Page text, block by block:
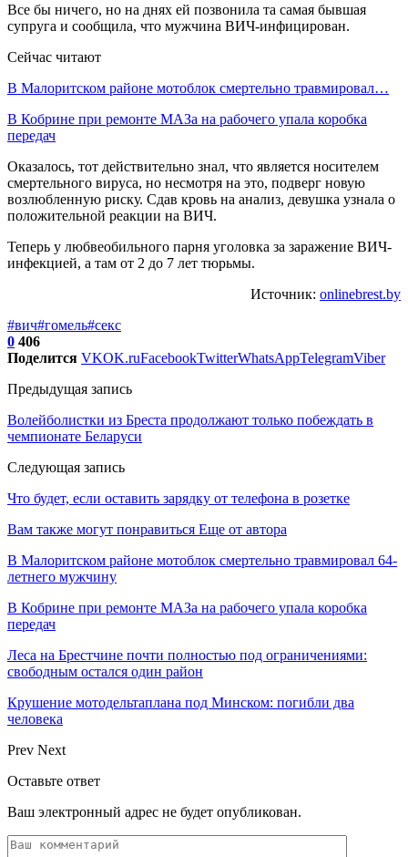
Все бы ничего, но на днях ей позвонила та самая бывшая
супруга и сообщила, что мужчина ВИЧ-инфицирован.
Сейчас читают
В Малоритском районе мотоблок смертельно травмировал…
В Кобрине при ремонте МАЗа на рабочего упала коробка
передач
Оказалось, тот действительно знал, что является носителем
смертельного вируса, но несмотря на это, подверг новую
возлюбленную риску. Сдав кровь на анализ, девушка узнала о
положительной реакции на ВИЧ.
Теперь у любвеобильного парня уголовка за заражение ВИЧ-
инфекцией, а там от 2 до 7 лет тюрьмы.
Источник: onlinebrest.by
#вич#гомель#секс
0 406
Поделится VKOK.ruFacebookTwitterWhatsAppTelegramViber
Предыдущая запись
Волейболистки из Бреста продолжают только побеждать в
чемпионате Беларуси
Следующая запись
Что будет, если оставить зарядку от телефона в розетке
Вам также могут понравиться Еще от автора
В Малоритском районе мотоблок смертельно травмировал 64-
летнего мужчину
В Кобрине при ремонте МАЗа на рабочего упала коробка
передач
Леса на Брестчине почти полностью под ограничениями:
свободным остался один район
Крушение мотодельтаплана под Минском: погибли два
человека
Prev Next
Оставьте ответ
Ваш электронный адрес не будет опубликован.